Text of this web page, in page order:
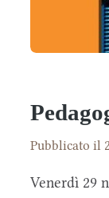
Pubblicato il
Venerdì 29